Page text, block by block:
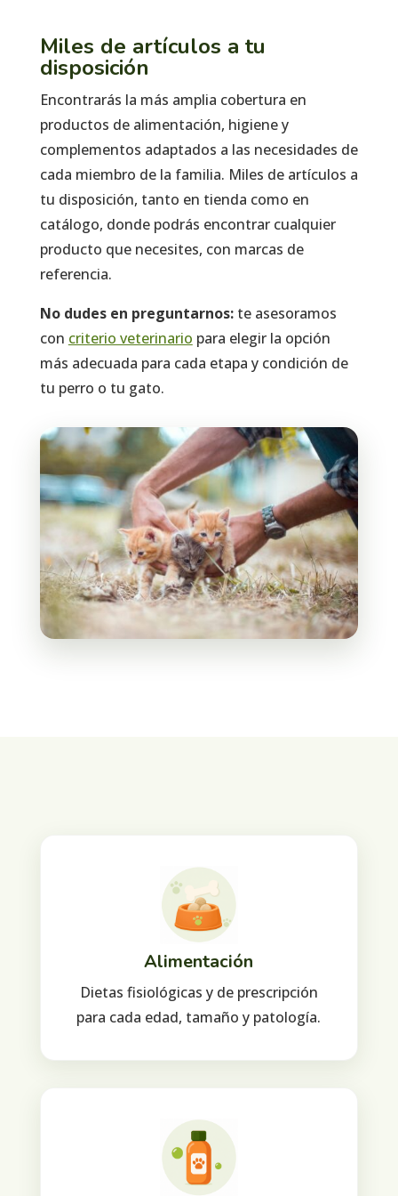
Miles de artículos a tu
disposición
Encontrarás la más amplia cobertura en
productos de alimentación, higiene y
complementos adaptados a las necesidades de
cada miembro de la familia. Miles de artículos a
tu disposición, tanto en tienda como en
catálogo, donde podrás encontrar cualquier
producto que necesites, con marcas de
referencia.
No dudes en preguntarnos:te asesoramos
con criterio veterinario para elegir la opción
más adecuada para cada etapa y condición de
tu perro o tu gato.
Alimentación
Dietas fisiológicas y de prescripción
para cada edad, tamaño y patología.